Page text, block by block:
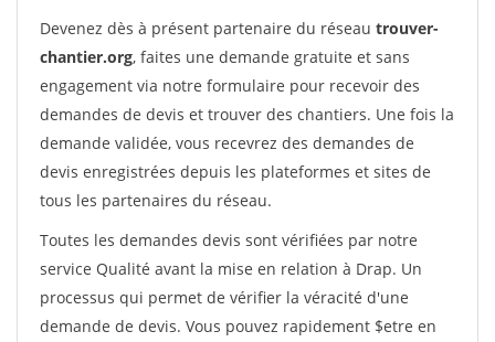
Devenez dès à présent partenaire du réseau trouver-
chantier.org, faites une demande gratuite et sans
engagement via notre formulaire pour recevoir des
demandes de devis et trouver des chantiers. Une fois la
demande validée, vous recevrez des demandes de
devis enregistrées depuis les plateformes et sites de
tous les partenaires du réseau.
Toutes les demandes devis sont vérifiées par notre
service Qualité avant la mise en relation à Drap. Un
processus qui permet de vérifier la véracité d'une
demande de devis. Vous pouvez rapidement $etre en